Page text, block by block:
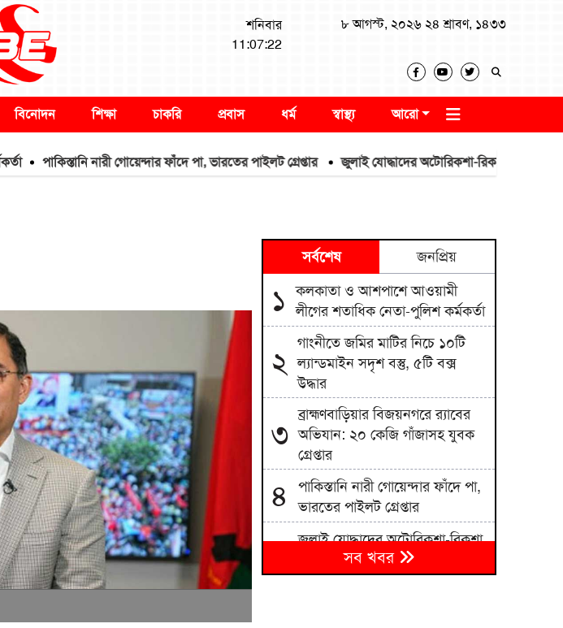
শনিবার
11:07:23
৮ আগস্ট, ২০২৬ ২৪ শ্রাবণ, ১৪৩৩
বিনোদন শিক্ষা চাকরি প্রবাস ধর্ম স্বাস্থ্য আরো
পাকিস্তানি নারী গোয়েন্দার ফাঁদে পা, ভারতের পাইলট গ্রেপ্তার জুলাই যোদ্ধাদের অটোরিকশা-রিকশা উপহার দিলেন
সর্বশেষ জনপ্রিয়
১ কলকাতা ও আশপাশে আওয়ামী
লীগের শতাধিক নেতা-পুলিশ কর্মকর্তা
২
গাংনীতে জমির মাটির নিচে ১০টি
ল্যান্ডমাইন সদৃশ বস্তু, ৫টি বক্স
উদ্ধার
৩
ব্রাহ্মণবাড়িয়ার বিজয়নগরে র‍্যাবের
অভিযান: ২০ কেজি গাঁজাসহ যুবক
গ্রেপ্তার
৪
পাকিস্তানি নারী গোয়েন্দার ফাঁদে পা,
ভারতের পাইলট গ্রেপ্তার
৫ জুলাই যোদ্ধাদের অটোরিকশা-রিকশা
উপহার দিলেন প্রধানমন্ত্রী
সব খবর